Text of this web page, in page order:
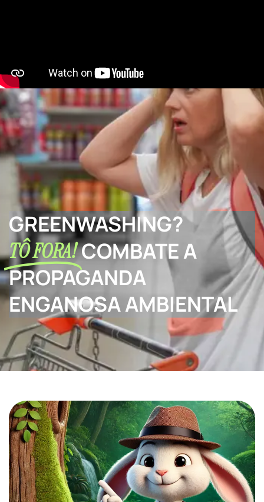
GREENWASHING?
TÔ FORA!COMBATE A
PROPAGANDA
ENGANOSA AMBIENTAL